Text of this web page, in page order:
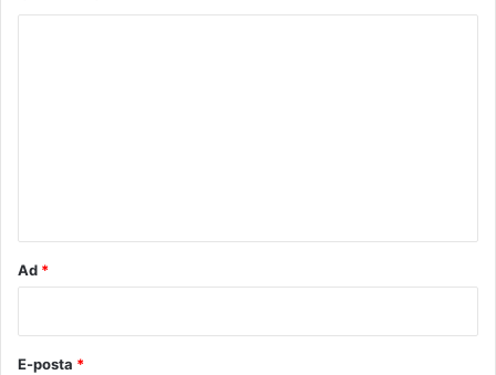
Ad *
E-posta *